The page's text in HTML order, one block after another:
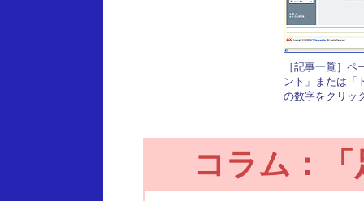
［記事一覧］
ント」または「
の数字をクリッ
コラム：